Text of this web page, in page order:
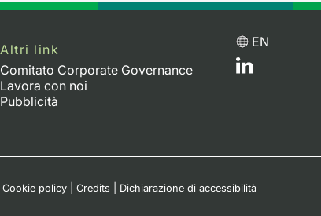
Altri link
Comitato Corporate Governance
Lavora con noi
Pubblicità
EN
Cookie policy Credits Dichiarazione di accessibilità